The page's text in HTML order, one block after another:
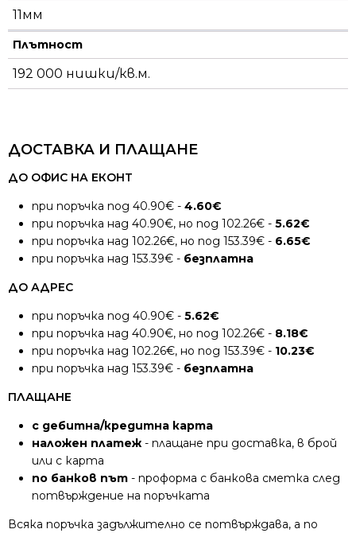
11мм
Плътност
192 000 нишки/кв.м.
ДОСТАВКА И ПЛАЩАНЕ
ДО ОФИС НА ЕКОНТ
при поръчка под 40.90€ - 4.60€
при поръчка над 40.90€, но под 102.26€ - 5.62€
при поръчка над 102.26€, но под 153.39€ - 6.65€
при поръчка над 153.39€ - безплатна
ДО АДРЕС
при поръчка под 40.90€ - 5.62€
при поръчка над 40.90€, но под 102.26€ - 8.18€
при поръчка над 102.26€, но под 153.39€ - 10.23€
при поръчка над 153.39€ - безплатна
ПЛАЩАНЕ
с дебитна/кредитна карта
наложен платеж - плащане при доставка, в брой
или с карта
по банков път - проформа с банкова сметка след
потвърждение на поръчката
Всяка поръчка задължително се потвърждава, а по